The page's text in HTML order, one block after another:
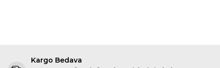
Kargo Bedava